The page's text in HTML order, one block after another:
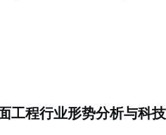
工程行业形势分析与科